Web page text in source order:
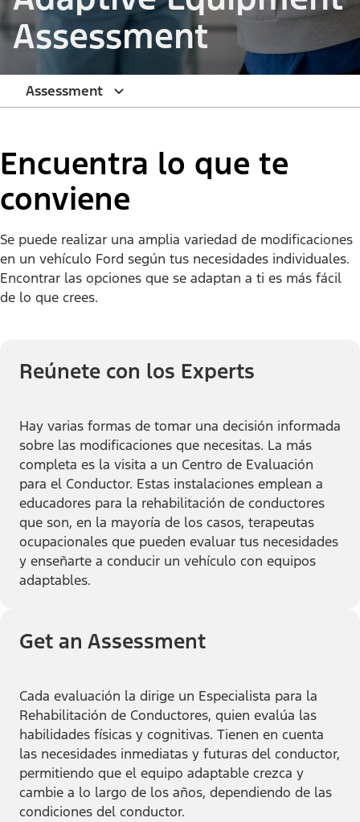
Assessment
Assessment
Encuentra lo que te
conviene
Se puede realizar una amplia variedad de modificaciones
en un vehículo Ford según tus necesidades individuales.
Encontrar las opciones que se adaptan a ti es más fácil
de lo que crees.
Reúnete con los Experts
Hay varias formas de tomar una decisión informada
sobre las modificaciones que necesitas. La más
completa es la visita a un Centro de Evaluación
para el Conductor. Estas instalaciones emplean a
educadores para la rehabilitación de conductores
que son, en la mayoría de los casos, terapeutas
ocupacionales que pueden evaluar tus necesidades
y enseñarte a conducir un vehículo con equipos
adaptables.
Get an Assessment
Cada evaluación la dirige un Especialista para la
Rehabilitación de Conductores, quien evalúa las
habilidades físicas y cognitivas. Tienen en cuenta
las necesidades inmediatas y futuras del conductor,
permitiendo que el equipo adaptable crezca y
cambie a lo largo de los años, dependiendo de las
condiciones del conductor.